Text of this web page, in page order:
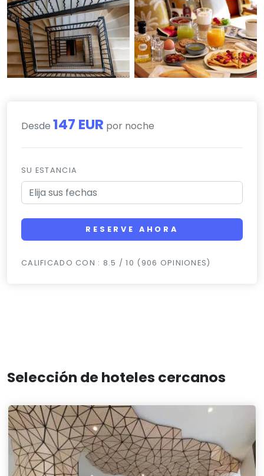
Desde 147 EUR por noche
SU ESTANCIA
RESERVE AHORA
CALIFICADO CON : 8.5 / 10 (906 OPINIONES)
Selección de hoteles cercanos